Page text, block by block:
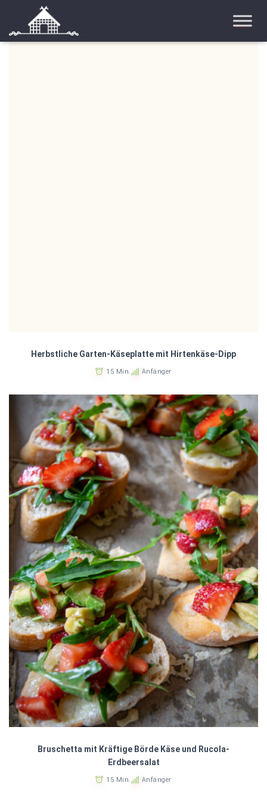
Herbstliche Garten-Käseplatte mit Hirtenkäse-Dipp
15 Min. Anfänger
Bruschetta mit Kräftige Börde Käse und Rucola-
Erdbeersalat
15 Min. Anfänger